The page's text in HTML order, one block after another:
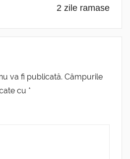
2 zile ramase
va fi publicată. Câmpurile
cu *